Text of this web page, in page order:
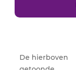
De hierboven